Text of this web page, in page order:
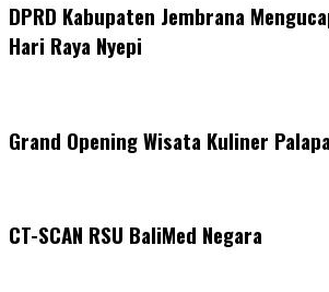
DPRD Kabupaten Jembrana
Hari Raya Nyepi
Grand Opening Wisata Kuliner
CT-SCAN RSU BaliMed Negara